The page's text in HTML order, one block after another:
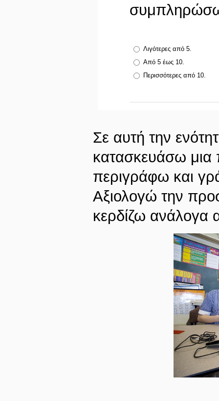
Λιγότερες από 5.
Από 5 έως 10.
Περισσότερες από 10.
Σε αυτή την
κατασκευάσω
περιγράφω και
Αξιολογώ την
κερδίζω ανάλογα